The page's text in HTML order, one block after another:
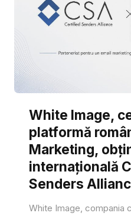
White Image,
platformă
Marketing,
internațională
Senders
White Image, compania